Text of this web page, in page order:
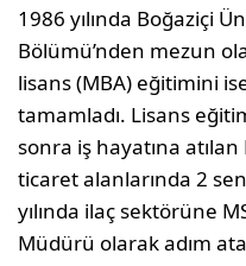
1986 yılında Boğaziçi
Bölümü’nden mezun
lisans (MBA) eğitimini
tamamladı. Lisans
sonra iş hayatına
ticaret alanlarında 2
yılında ilaç sektörüne
Müdürü olarak adım